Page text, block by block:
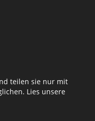
teilen sie nur mit
Lies unsere